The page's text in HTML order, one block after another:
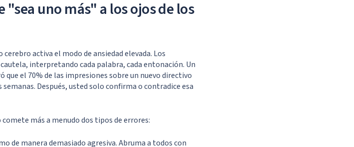
uno más" a los ojos de los
activa el modo de ansiedad elevada. Los
interpretando cada palabra, cada entonación. Un
el 70% de las impresiones sobre un nuevo directivo
Después, usted solo confirma o contradice esa
más a menudo dos tipos de errores:
de manera demasiado agresiva. Abruma a todos con